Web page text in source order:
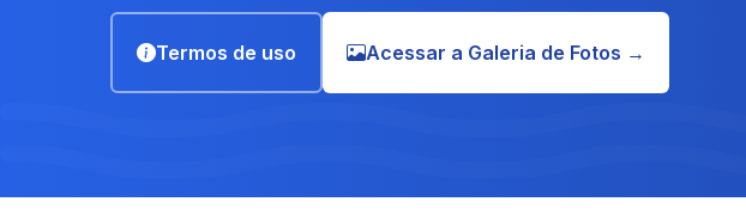
Termos de uso Acessar a Galeria de Fotos →